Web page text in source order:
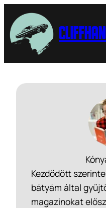
Kezdődött
bátyám által
magazinokat